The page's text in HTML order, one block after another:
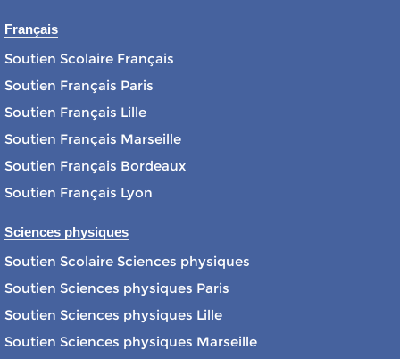
Français
Soutien Scolaire Français
Soutien Français Paris
Soutien Français Lille
Soutien Français Marseille
Soutien Français Bordeaux
Soutien Français Lyon
Sciences physiques
Soutien Scolaire Sciences physiques
Soutien Sciences physiques Paris
Soutien Sciences physiques Lille
Soutien Sciences physiques Marseille